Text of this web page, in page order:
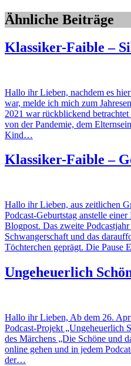
Ähnliche Beiträge
Klassiker-Faible –
Hallo ihr Lieben, nachdem es
war, melde ich mich zum
2021 war rückblickend
von der Pandemie, dem
Kind…
Klassiker-Faible –
Hallo ihr Lieben, aus zeitlichen
Podcast-Geburtstag anstelle
Blogpost. Das zweite
Schwangerschaft und das
Töchterchen geprägt. Die Pause
Ungeheuerlich
Hallo ihr Lieben, Ab dem 26.
Podcast-Projekt „Ungeheuerlich
des Märchens „Die Schöne und
online gehen und in jedem
der…